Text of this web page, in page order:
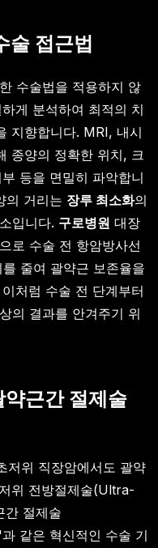
술 접근법
수술법을 적용하지 않
게 분석하여 최적의 치
지향합니다. MRI, 내시
종양의 정확한 위치, 크
등을 면밀히 파악합니
의 거리는 장루 최소화의
입니다. 구로병원 대장
로 수술 전 항암방사선
줄여 괄약근 보존율을
처럼 수술 전 단계부터
의 결과를 안겨주기 위
근간 절제술
저위 직장암에서도 괄약
위 전방절제술(Ultra-
절제술
같은 혁신적인 수술 기